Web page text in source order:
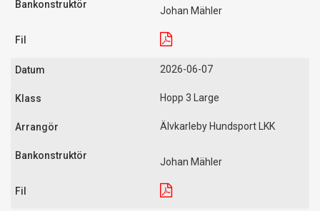
Johan Mähler
2026-06-07
Hopp 3 Large
Älvkarleby Hundsport LKK
Johan Mähler